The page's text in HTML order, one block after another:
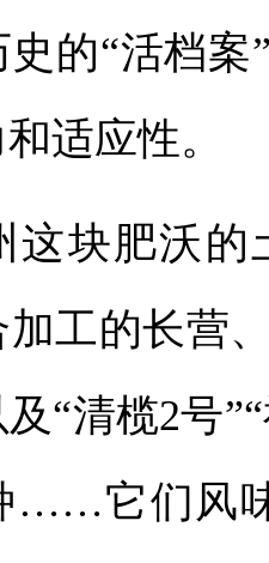
的“活档
适应性。
肥沃的
工的长营
“清榄2号
……它们风